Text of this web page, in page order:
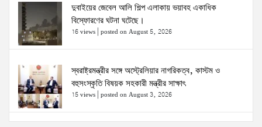
দুবাইয়ের জেবেল আলি শিল্প এলাকায় ভয়াবহ একাধিক
বিস্ফোরণের ঘটনা ঘটেছে।
16 views posted on August 5, 2026
স্বরাষ্ট্রমন্ত্রীর সঙ্গে অস্ট্রেলিয়ার নাগরিকত্ব, কাস্টম ও
বহুসংস্কৃতি বিষয়ক সহকারী মন্ত্রীর সাক্ষাৎ
15 views posted on August 3, 2026